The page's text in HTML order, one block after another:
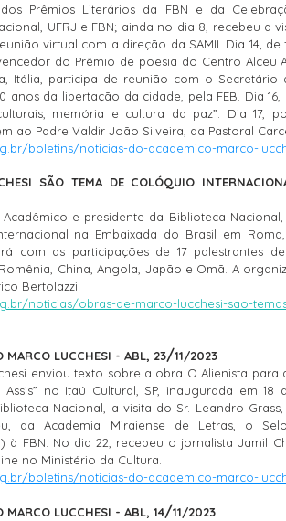
Prêmios Literários da FBN e da
UFRJ e FBN; ainda no dia 8, recebeu a
virtual com a direção da SAMII. Dia 14,
do Prêmio de poesia do Centro Alceu
Itália, participa de reunião com o
da libertação da cidade, pela FEB. Dia
memória e cultura da paz”. Dia 17,
ao Padre Valdir João Silveira, da Pastoral
boletins/noticias-do-academico-marco-
SÃO TEMA DE COLÓQUIO
e presidente da Biblioteca Nacional,
na Embaixada do Brasil em
com as participações de 17 palestrantes
China, Angola, Japão e Omã. A
Bertolazzi.
noticias/obras-de-marco-lucchesi-sao-
MARCO LUCCHESI - ABL, 23/11/2023
enviou texto sobre a obra O Alienista para
no Itaú Cultural, SP, inaugurada em 18
Nacional, a visita do Sr. Leandro Grass,
da Academia Miraiense de Letras, o
à FBN. No dia 22, recebeu o jornalista Jamil
no Ministério da Cultura.
boletins/noticias-do-academico-marco-
MARCO LUCCHESI - ABL, 14/11/2023